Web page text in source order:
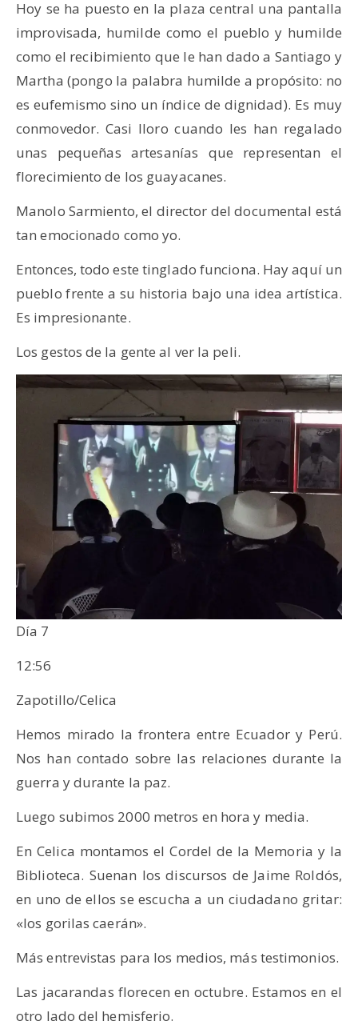
Hoy se ha puesto en la plaza central una pantalla
improvisada, humilde como el pueblo y humilde
como el recibimiento que le han dado a Santiago y
Martha (pongo la palabra humilde a propósito: no
es eufemismo sino un índice de dignidad). Es muy
conmovedor. Casi lloro cuando les han regalado
unas pequeñas artesanías que representan el
florecimiento de los guayacanes.
Manolo Sarmiento, el director del documental está
tan emocionado como yo.
Entonces, todo este tinglado funciona. Hay aquí un
pueblo frente a su historia bajo una idea artística.
Es impresionante.
Los gestos de la gente al ver la peli.
Día 7
12:56
Zapotillo/Celica
Hemos mirado la frontera entre Ecuador y Perú.
Nos han contado sobre las relaciones durante la
guerra y durante la paz.
Luego subimos 2000 metros en hora y media.
En Celica montamos el Cordel de la Memoria y la
Biblioteca. Suenan los discursos de Jaime Roldós,
en uno de ellos se escucha a un ciudadano gritar:
«los gorilas caerán».
Más entrevistas para los medios, más testimonios.
Las jacarandas florecen en octubre. Estamos en el
otro lado del hemisferio.